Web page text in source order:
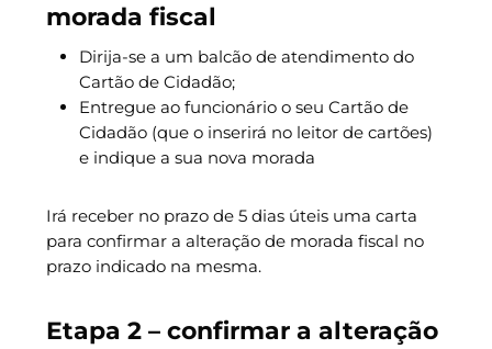
morada fiscal
Dirija-se a um balcão de atendimento do
Cartão de Cidadão;
Entregue ao funcionário o seu Cartão de
Cidadão (que o inserirá no leitor de cartões)
e indique a sua nova morada
Irá receber no prazo de 5 dias úteis uma carta
para confirmar a alteração de morada fiscal no
prazo indicado na mesma.
Etapa 2 – confirmar a alteração